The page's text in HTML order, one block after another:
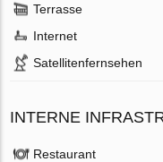
Terrasse
Internet
Satellitenfernsehen
INTERNE
Restaurant